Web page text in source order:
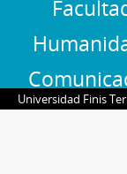
Universidad Finis